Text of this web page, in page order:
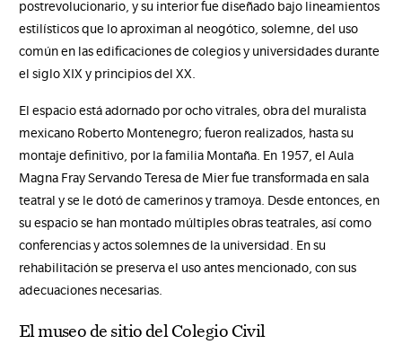
postrevolucionario, y su interior fue diseñado bajo lineamientos
estilísticos que lo aproximan al neogótico, solemne, del uso
común en las edificaciones de colegios y universidades durante
el siglo XIX y principios del XX.
El espacio está adornado por ocho vitrales, obra del muralista
mexicano Roberto Montenegro; fueron realizados, hasta su
montaje definitivo, por la familia Montaña. En 1957, el Aula
Magna Fray Servando Teresa de Mier fue transformada en sala
teatral y se le dotó de camerinos y tramoya. Desde entonces, en
su espacio se han montado múltiples obras teatrales, así como
conferencias y actos solemnes de la universidad. En su
rehabilitación se preserva el uso antes mencionado, con sus
adecuaciones necesarias.
El museo de sitio del Colegio Civil